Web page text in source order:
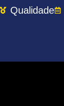
Qualidade